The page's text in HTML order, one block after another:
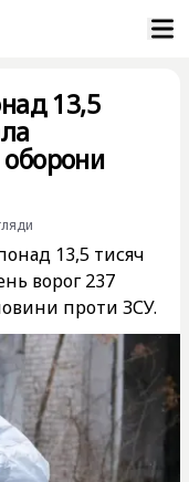
13,5
13,5 тисяч
ворог 237
проти ЗСУ.